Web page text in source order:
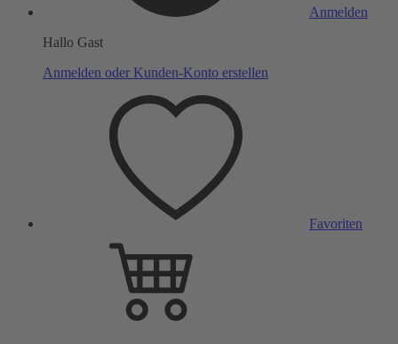
Anmelden
Hallo Gast
Anmelden oder Kunden-Konto erstellen
Favoriten